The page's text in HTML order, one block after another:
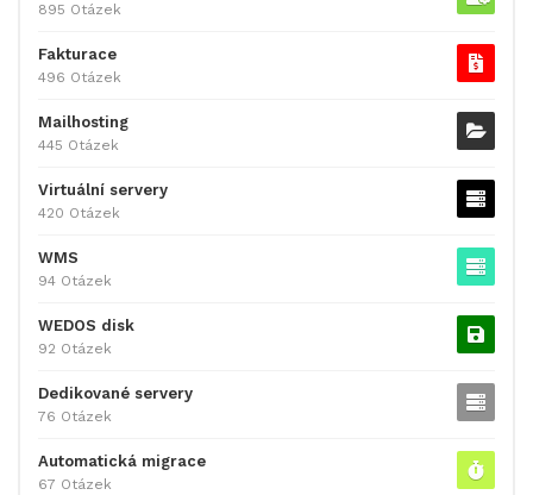
895 Otázek
Fakturace
496 Otázek
Mailhosting
445 Otázek
Virtuální servery
420 Otázek
WMS
94 Otázek
WEDOS disk
92 Otázek
Dedikované servery
76 Otázek
Automatická migrace
67 Otázek